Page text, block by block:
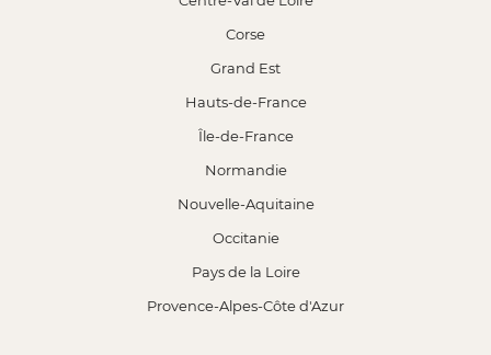
Corse
Grand Est
Hauts-de-France
Île-de-France
Normandie
Nouvelle-Aquitaine
Occitanie
Pays de la Loire
Provence-Alpes-Côte d'Azur